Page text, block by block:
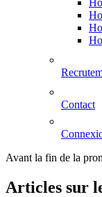
Contact
Avant la fin de la
Articles sur